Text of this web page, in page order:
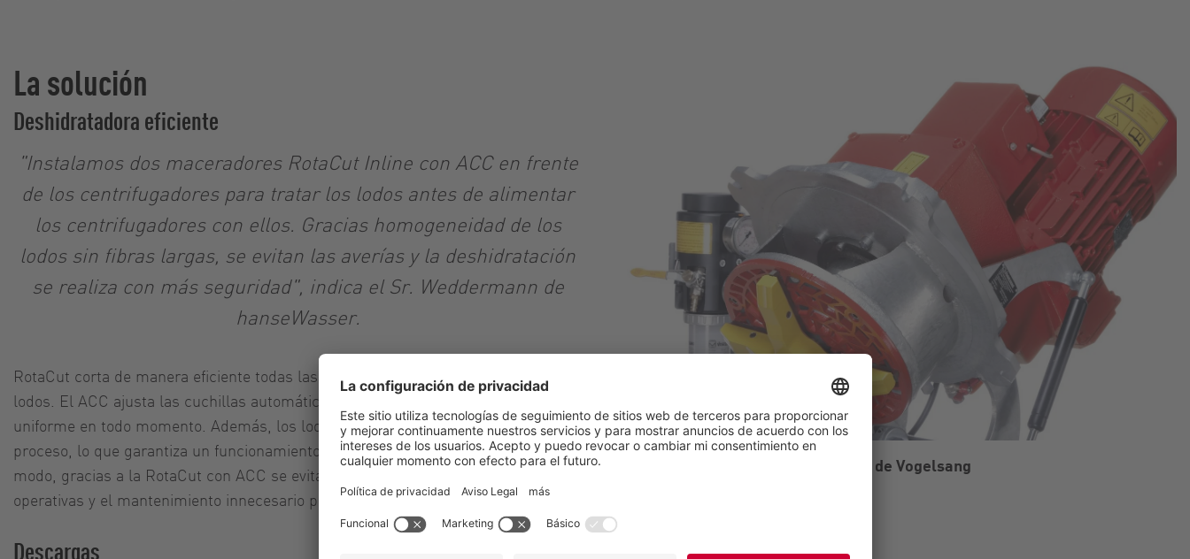
La solución
Deshidratadora eficiente
"Instalamos dos maceradores RotaCut Inline con ACC en frente
de los centrifugadores para tratar los lodos antes de alimentar
los centrifugadores con ellos. Gracias homogeneidad de los
lodos sin fibras largas, se evitan las averías y la deshidratación
se realiza con más seguridad", indica el Sr. Weddermann de
hanseWasser.
RotaCut corta de manera eficiente todas las fibras y tejidos presentes en los
lodos. El ACC ajusta las cuchillas automáticamente, manteniendo una presión
uniforme en todo momento. Además, los lodos se homogeneizan durante el
proceso, lo que garantiza un funcionamiento fluido de las centrífugas . De este
modo, gracias a la RotaCut con ACC se evitan los averías, interrupciones
operativas y el mantenimiento innecesario para su resolución.
Descargas
RotaCut de Vogelsang